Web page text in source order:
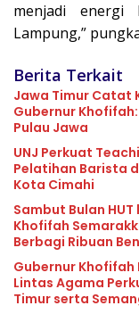
menjadi
Lampung,”
Berita Terkait
Jawa Timur Catat
Gubernur
Pulau Jawa
UNJ Perkuat
Pelatihan Barista
Kota Cimahi
Sambut Bulan
Khofifah
Berbagi Ribuan
Gubernur
Lintas Agama
Timur serta